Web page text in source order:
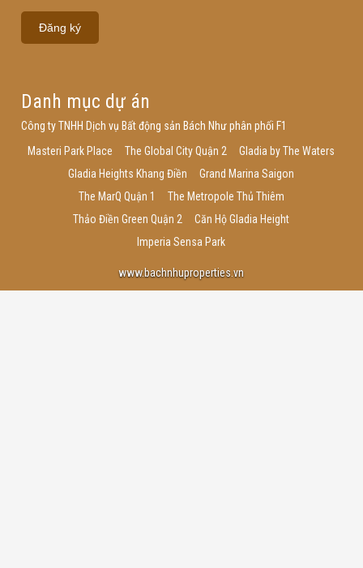
Danh mục dự án
Công ty TNHH Dịch vụ Bất động sản Bách Như phân phối F1
Masteri Park Place
The Global City Quận 2
Gladia by The Waters
Gladia Heights Khang Điền
Grand Marina Saigon
The MarQ Quận 1
The Metropole Thủ Thiêm
Thảo Điền Green Quận 2
Căn Hộ Gladia Height
Imperia Sensa Park
www.bachnhuproperties.vn